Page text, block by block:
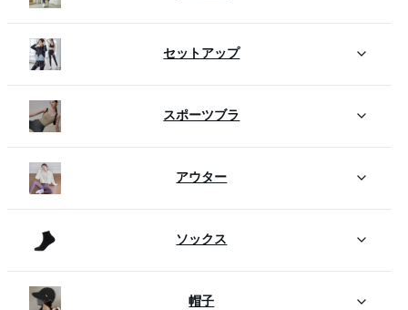
セットアップ
スポーツブラ
アウター
ソックス
帽子